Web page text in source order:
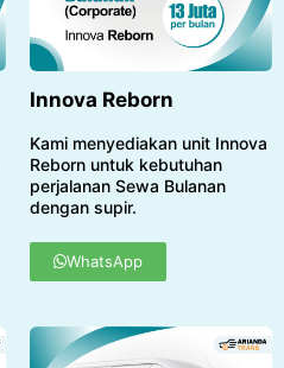
Innova Reborn
Kami menyediakan unit Innova
Reborn untuk kebutuhan
perjalanan Sewa Bulanan
dengan supir.
WhatsApp